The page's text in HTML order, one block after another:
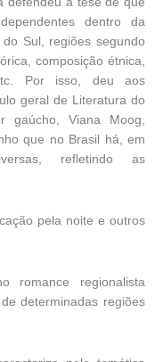
dentro da
Sul, regiões segundo
composição étnica,
Por isso, deu aos
geral de Literatura do
gaúcho, Viana Moog,
que no Brasil há, em
refletindo as
pela noite e outros
romance regionalista
determinadas regiões